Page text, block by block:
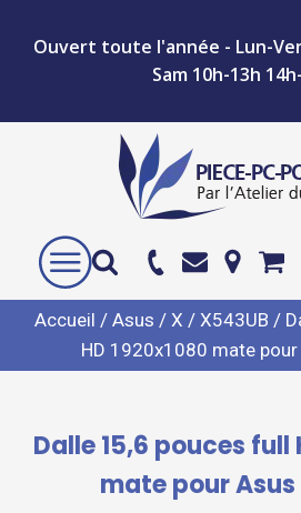
Ouvert toute l'année - Lun-
Sam 10h-13h
Accueil / Asus / X / X543UB /
HD 1920x1080 mate
Dalle 15,6 pouces full
mate pour Asus